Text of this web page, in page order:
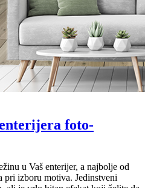
foto-
u Vaš enterijer, a najbolje od
pri izboru motiva. Jedinstveni